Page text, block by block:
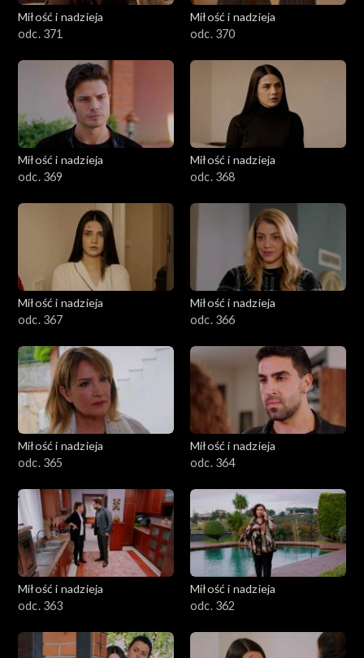
Miłość i nadzieja
odc. 371
Miłość i nadzieja
odc. 370
Miłość i nadzieja
odc. 369
Miłość i nadzieja
odc. 368
Miłość i nadzieja
odc. 367
Miłość i nadzieja
odc. 366
Miłość i nadzieja
odc. 365
Miłość i nadzieja
odc. 364
Miłość i nadzieja
odc. 363
Miłość i nadzieja
odc. 362